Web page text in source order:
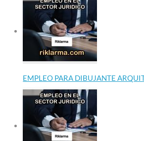
EMPLEO PARA DIBUJANTE